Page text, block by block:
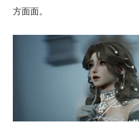
方面面。